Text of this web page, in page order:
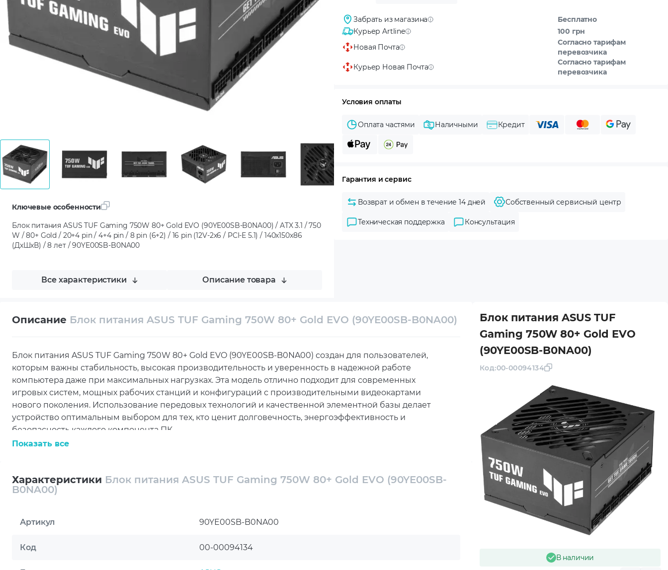
Ключевые особенности
Блок питания ASUS TUF Gaming 750W 80+ Gold EVO (90YE00SB-B0NA00) / ATX 3.1 / 750
W / 80+ Gold / 20+4 pin / 4+4 pin / 8 pin (6+2) / 16 pin (12V-2x6 / PCI-E 5.1) / 140x150x86
(ДxШxВ) / 8 лет / 90YE00SB-B0NA00
Все характеристики Описание товара
Забрать из магазина
Бесплатно
Курьер Artline
100 грн
Новая Почта
Согласно тарифам
перевозчика
Курьер Новая Почта
Согласно тарифам
перевозчика
Условия оплаты
Оплата частями Наличными Кредит
Гарантия и сервис
Возврат и обмен в течение 14 дней Собственный сервисный центр
Техническая поддержка Консультация
Описание Блок питания ASUS TUF Gaming 750W 80+ Gold EVO (90YE00SB-B0NA00)
Блок питания ASUS TUF Gaming 750W 80+ Gold EVO (90YE00SB-B0NA00) создан для пользователей,
которым важны стабильность, высокая производительность и уверенность в надежной работе
компьютера даже при максимальных нагрузках. Эта модель отлично подходит для современных
игровых систем, мощных рабочих станций и конфигураций с производительными видеокартами
нового поколения. Использование передовых технологий и качественной элементной базы делает
устройство оптимальным выбором для тех, кто ценит долговечность, энергоэффективность и
безопасность каждого компонента ПК.
новейшими комплектующими, включая мощные графические ускорители с высоким
энергопотреблением. В комплекте предусмотрен современный 16-контактный кабель для
энергоэффективности подтвержден сертификатами 80 PLUS Gold и Cybenetics Gold, что позволяет
компьютера.
Показать все
Характеристики Блок питания ASUS TUF Gaming 750W 80+ Gold EVO (90YE00SB-
B0NA00)
Артикул 90YE00SB-B0NA00
Код 00-00094134
Блок питания ASUS TUF
Gaming 750W 80+ Gold EVO
(90YE00SB-B0NA00)
Код:00-00094134
В наличии